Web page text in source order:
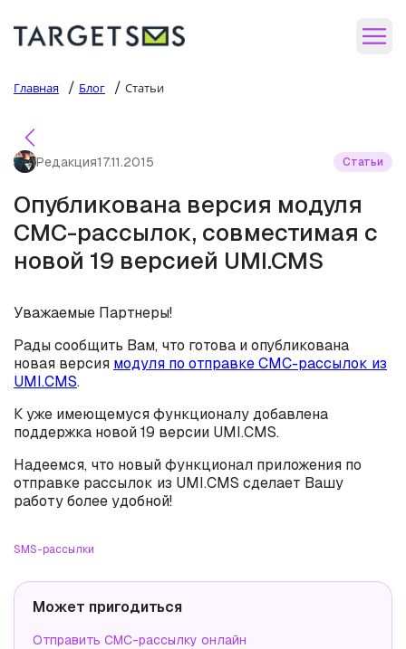
Главная / Блог / Статьи
Редакция17.11.2015 Статьи
Опубликована версия модуля
СМС-рассылок, совместимая с
новой 19 версией UMI.CMS
Уважаемые Партнеры!
Рады сообщить Вам, что готова и опубликована
новая версия модуля по отправке СМС-рассылок из
UMI.CMS.
К уже имеющемуся функционалу добавлена
поддержка новой 19 версии UMI.CMS.
Надеемся, что новый функционал приложения по
отправке рассылок из UMI.CMS сделает Вашу
работу более удобной!
SMS-рассылки
Может пригодиться
Отправить СМС-рассылку онлайн